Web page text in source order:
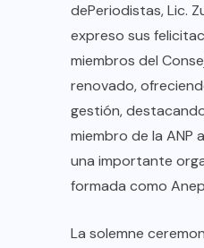
dePeriodistas, Lic.
expreso sus
miembros del
renovado,
gestión,
miembro de la ANP
una importante
formada como
La solemne